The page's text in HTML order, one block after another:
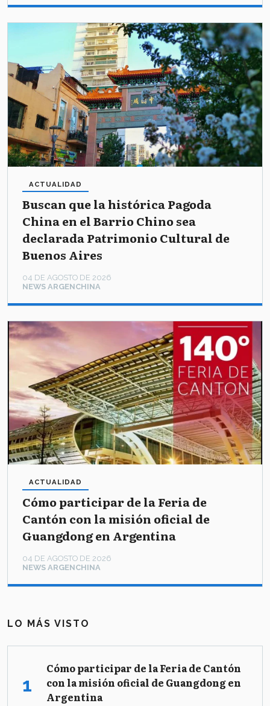
Buscan que la histórica Pagoda
China en el Barrio Chino sea
declarada Patrimonio Cultural de
Buenos Aires
NEWS ARGENCHINA
ACTUALIDAD
04 DE AGOSTO DE 2026
Cómo participar de la Feria de
Cantón con la misión oficial de
Guangdong en Argentina
NEWS ARGENCHINA
ACTUALIDAD
04 DE AGOSTO DE 2026
LO MÁS VISTO
Cómo participar de la Feria de Cantón
con la misión oficial de Guangdong en
Argentina